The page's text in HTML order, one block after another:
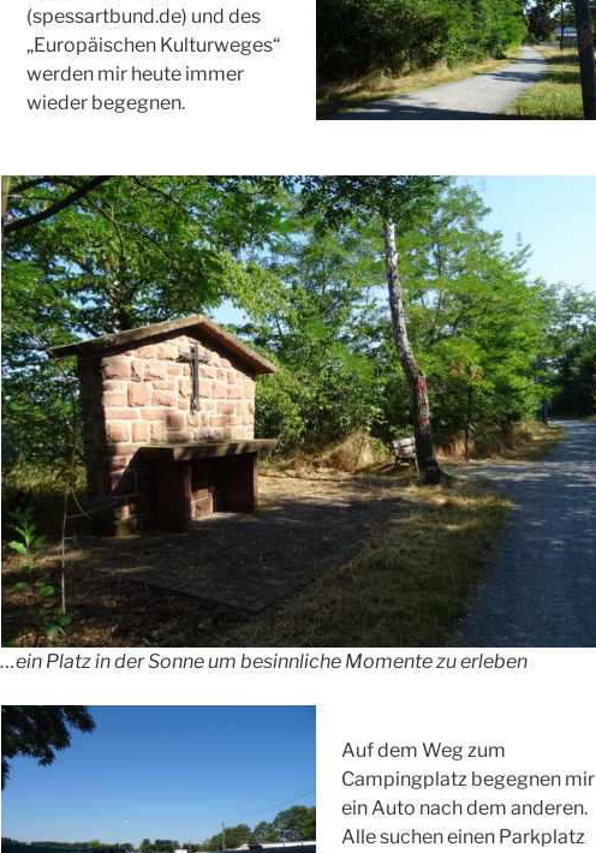
(spessartbund.de) und des
„Europäischen Kulturweges“
werden mir heute immer
wieder begegnen.
…ein Platz in der Sonne um besinnliche Momente zu erleben
Auf dem Weg zum
Campingplatz begegnen mir
ein Auto nach dem anderen.
Alle suchen einen Parkplatz